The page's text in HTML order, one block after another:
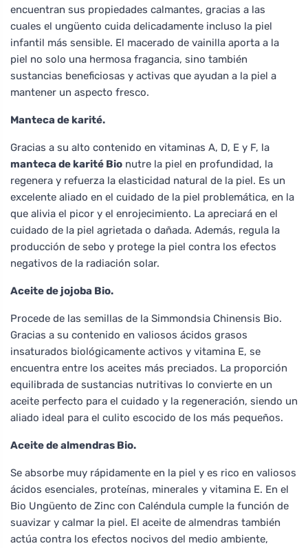
encuentran sus propiedades calmantes, gracias a las
cuales el ungüento cuida delicadamente incluso la piel
infantil más sensible. El macerado de vainilla aporta a la
piel no solo una hermosa fragancia, sino también
sustancias beneficiosas y activas que ayudan a la piel a
mantener un aspecto fresco.
Manteca de karité.
Gracias a su alto contenido en vitaminas A, D, E y F, la
manteca de karité Bio nutre la piel en profundidad, la
regenera y refuerza la elasticidad natural de la piel. Es un
excelente aliado en el cuidado de la piel problemática, en la
que alivia el picor y el enrojecimiento. La apreciará en el
cuidado de la piel agrietada o dañada. Además, regula la
producción de sebo y protege la piel contra los efectos
negativos de la radiación solar.
Aceite de jojoba Bio.
Procede de las semillas de la Simmondsia Chinensis Bio.
Gracias a su contenido en valiosos ácidos grasos
insaturados biológicamente activos y vitamina E, se
encuentra entre los aceites más preciados. La proporción
equilibrada de sustancias nutritivas lo convierte en un
aceite perfecto para el cuidado y la regeneración, siendo un
aliado ideal para el culito escocido de los más pequeños.
Aceite de almendras Bio.
Se absorbe muy rápidamente en la piel y es rico en valiosos
ácidos esenciales, proteínas, minerales y vitamina E. En el
Bio Ungüento de Zinc con Caléndula cumple la función de
suavizar y calmar la piel. El aceite de almendras también
actúa contra los efectos nocivos del medio ambiente,